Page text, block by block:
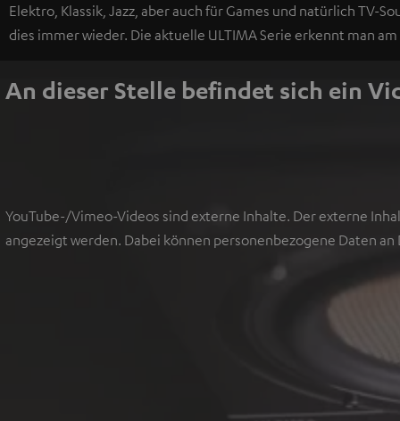
Elektro, Klassik, Jazz, aber auch für Games und natürlich TV-
dies immer wieder. Die aktuelle ULTIMA Serie erkennt man
An dieser Stelle befindet sich ein
YouTube-/Vimeo-Videos sind externe Inhalte. Der externe
angezeigt werden. Dabei können personenbezogene Daten